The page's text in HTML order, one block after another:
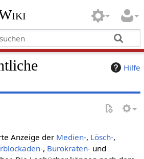
Hilfe
Anzeige der Medien-, Lösch-,
, Bürokraten-und